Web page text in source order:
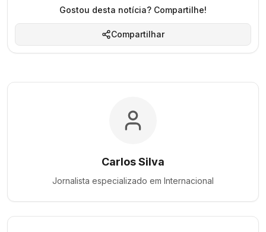
Gostou desta notícia? Compartilhe!
Compartilhar
Carlos Silva
Jornalista especializado em Internacional